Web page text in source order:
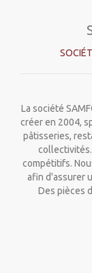
La société
créer en 2004,
pâtisseries,
compétitifs.
afin d'assurer
Des pièces